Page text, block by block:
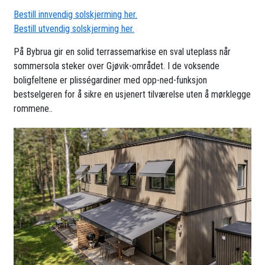
Bestill innvendig solskjerming her.
Bestill utvendig solskjerming her.
På Bybrua gir en solid terrassemarkise en sval uteplass når
sommersola steker over Gjøvik-området. I de voksende
boligfeltene er plisségardiner med opp-ned-funksjon
bestselgeren for å sikre en usjenert tilværelse uten å mørklegge
rommene..